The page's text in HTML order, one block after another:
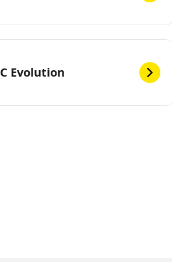
C Evolution